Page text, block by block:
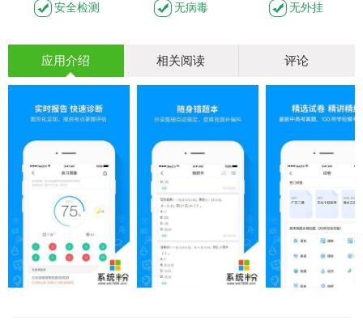
安全检测 无病毒 无外挂
应用介绍 相关阅读 评论